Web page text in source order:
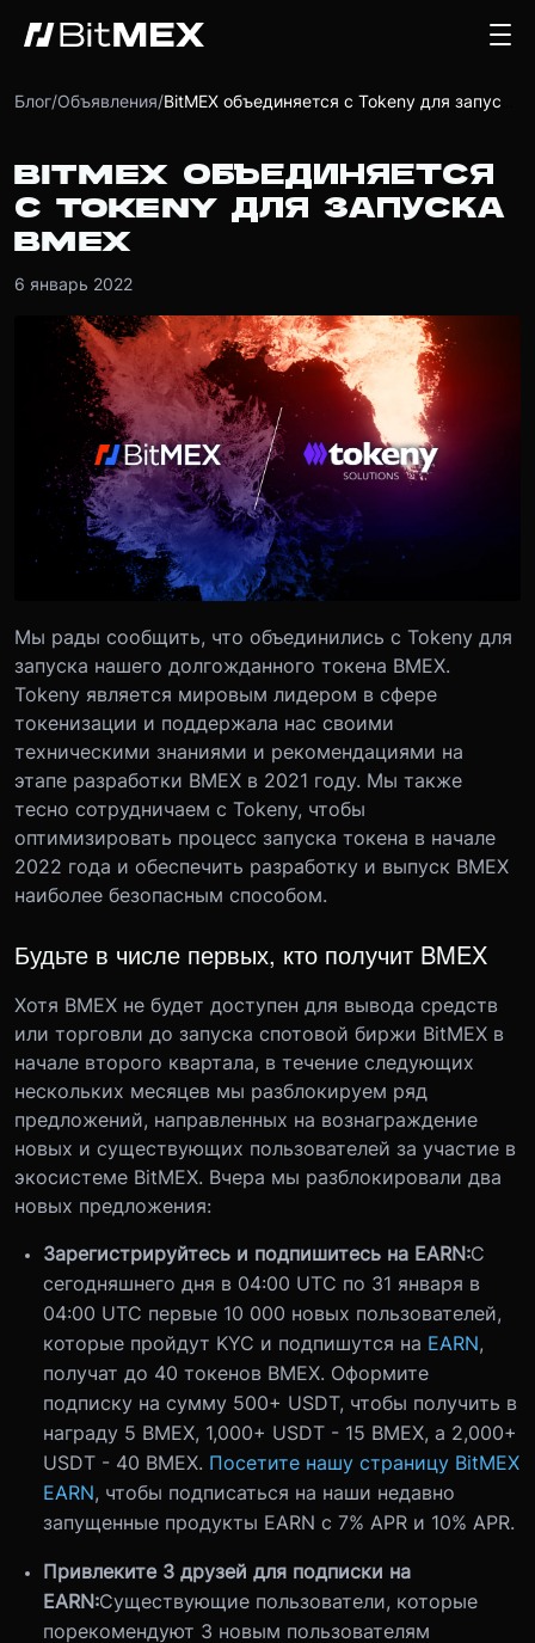
Блог/Объявления/
BITMEX ОБЪЕДИНЯЕТСЯ
С TOKENY ДЛЯ ЗАПУСКА
BMEX
6 январь 2022
Мы рады сообщить, что объединились с Tokeny для
запуска нашего долгожданного токена BMEX.
Tokeny является мировым лидером в сфере
токенизации и поддержала нас своими
техническими знаниями и рекомендациями на
этапе разработки BMEX в 2021 году. Мы также
тесно сотрудничаем с Tokeny, чтобы
оптимизировать процесс запуска токена в начале
2022 года и обеспечить разработку и выпуск BMEX
наиболее безопасным способом.
Будьте в числе первых, кто получит BMEX
Хотя BMEX не будет доступен для вывода средств
или торговли до запуска спотовой биржи BitMEX в
начале второго квартала, в течение следующих
нескольких месяцев мы разблокируем ряд
предложений, направленных на вознаграждение
новых и существующих пользователей за участие в
экосистеме BitMEX. Вчера мы разблокировали два
новых предложения:
Зарегистрируйтесь и подпишитесь на EARN:С
сегодняшнего дня в 04:00 UTC по 31 января в
04:00 UTC первые 10 000 новых пользователей,
которые пройдут KYC и подпишутся на EARN,
получат до 40 токенов BMEX. Оформите
подписку на сумму 500+ USDT, чтобы получить в
награду 5 BMEX, 1,000+ USDT - 15 BMEX, а 2,000+
USDT - 40 BMEX. Посетите нашу страницу BitMEX
EARN, чтобы подписаться на наши недавно
запущенные продукты EARN с 7% APR и 10% APR.
Привлеките 3 друзей для подписки на
EARN:Существующие пользователи, которые
порекомендуют 3 новым пользователям